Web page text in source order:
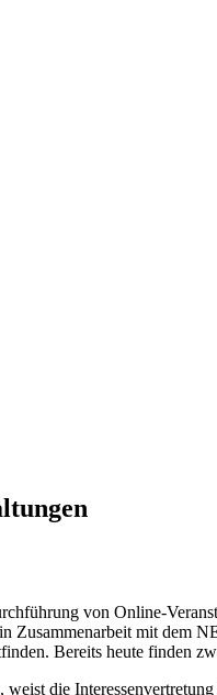
von Online-
Zusammenarbeit mit dem
Bereits heute finden
die